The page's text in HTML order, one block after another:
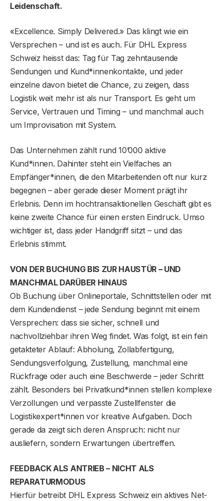
Leidenschaft.
«Excellence. Simply Delivered.» Das klingt wie ein
Versprechen – und ist es auch. Für DHL Express
Schweiz heisst das: Tag für Tag zehntausende
Sendungen und Kund*innenkontakte, und jeder
einzelne davon bietet die Chance, zu zeigen, dass
Logistik weit mehr ist als nur Transport. Es geht um
Service, Vertrauen und Timing – und manchmal auch
um Improvisation mit System.
Das Unternehmen zählt rund 10’000 aktive
Kund*innen. Dahinter steht ein Vielfaches an
Empfänger*innen, die den Mitarbeitenden oft nur kurz
begegnen – aber gerade dieser Moment prägt ihr
Erlebnis. Denn im hochtransaktionellen Geschäft gibt es
keine zweite Chance für einen ersten Eindruck. Umso
wichtiger ist, dass jeder Handgriff sitzt – und das
Erlebnis stimmt.
VON DER BUCHUNG BIS ZUR HAUSTÜR – UND
MANCHMAL DARÜBER HINAUS
Ob Buchung über Onlineportale, Schnittstellen oder mit
dem Kundendienst – jede Sendung beginnt mit einem
Versprechen: dass sie sicher, schnell und
nachvollziehbar ihren Weg findet. Was folgt, ist ein fein
getakteter Ablauf: Abholung, Zollabfertigung,
Sendungsverfolgung, Zustellung, manchmal eine
Rückfrage oder auch eine Beschwerde – jeder Schritt
zählt. Besonders bei Privatkund*innen stellen komplexe
Verzollungen und verpasste Zustellfenster die
Logistikexpert*innen vor kreative Aufgaben. Doch
gerade da zeigt sich deren Anspruch: nicht nur
ausliefern, sondern Erwartungen übertreffen.
FEEDBACK ALS ANTRIEB – NICHT ALS
REPARATURMODUS
Hierfür betreibt DHL Express Schweiz ein aktives Net-